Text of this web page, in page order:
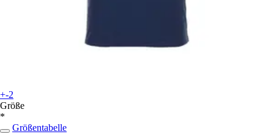
+-2
Größe
*
Größentabelle